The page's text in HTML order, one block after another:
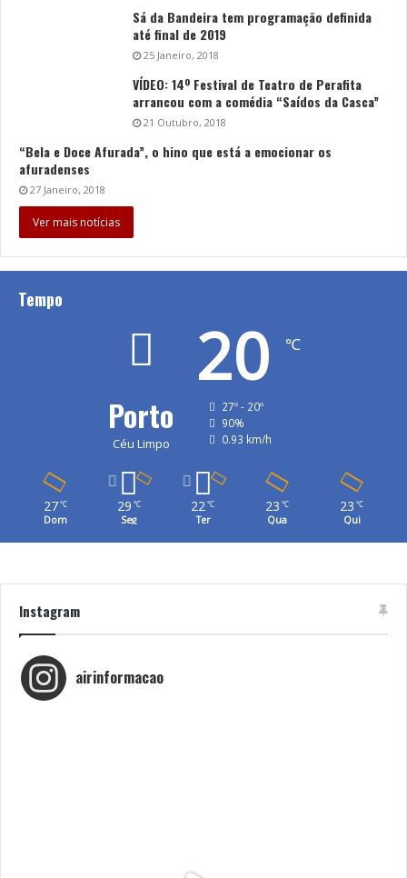
Sá da Bandeira tem programação definida
até final de 2019
25 Janeiro, 2018
VÍDEO: 14º Festival de Teatro de Perafita
arrancou com a comédia “Saídos da Casca”
21 Outubro, 2018
“Bela e Doce Afurada”, o hino que está a emocionar os
afuradenses
27 Janeiro, 2018
Ver mais notícias
Tempo
Porto
Céu Limpo
20 ℃
27º - 20º
90%
0.93 km/h
27 ℃
Dom
29 ℃
Seg
22℃
Ter
23 ℃
Qua
23 ℃
Qui
Instagram
airinformacao